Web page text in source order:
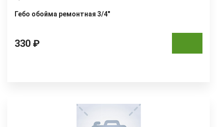
Гебо обойма ремонтная 3/4"
330 ₽